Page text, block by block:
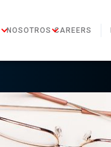
NOSOTROS CAREERS